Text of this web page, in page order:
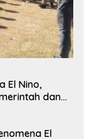
El Nino,
dan
El